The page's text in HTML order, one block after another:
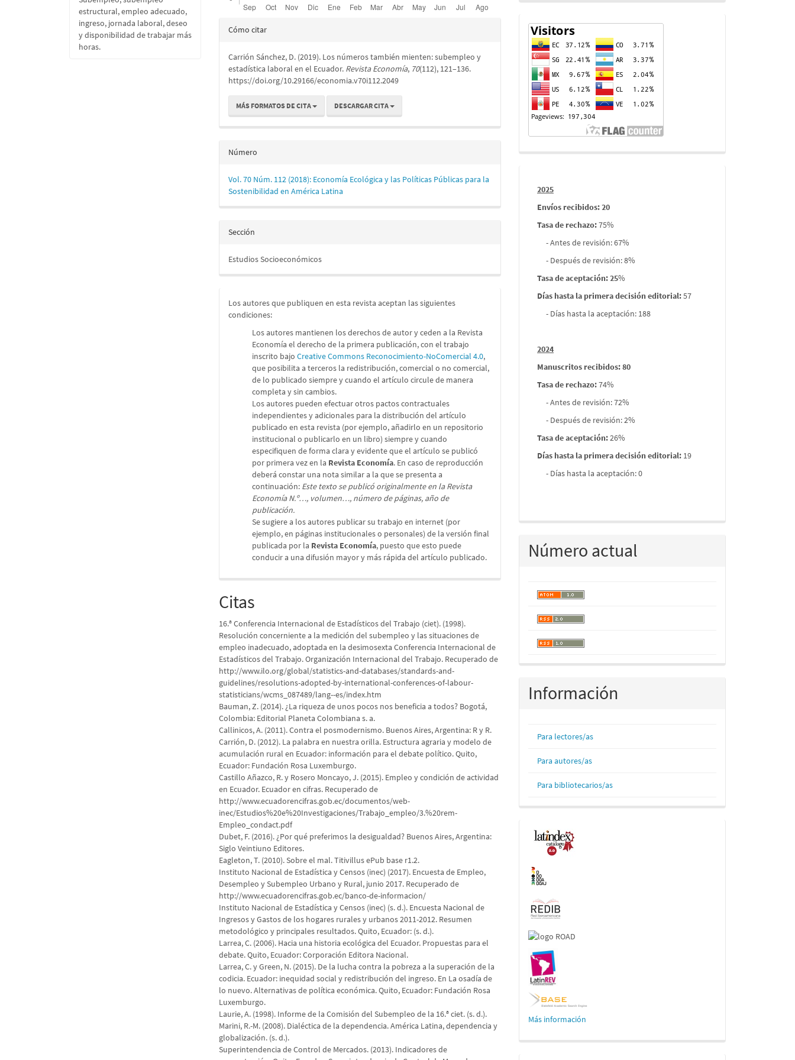
estructural, empleo adecuado,
ingreso, jornada laboral, deseo
y disponibilidad de trabajar más
horas.
Detalles
artículo
Cómo citar
Carrión Sánchez, D. (2019). Los números también mienten: subempleo y
estadística laboral en el Ecuador. Revista Economía, 70(112), 121–136.
https://doi.org/10.29166/economia.v70i112.2049
MÁS FORMATOS DE CITA DESCARGAR CITA
Número
Vol. 70 Núm. 112 (2018): Economía Ecológica y las Políticas Públicas para la
Sostenibilidad en América Latina
Sección
Estudios Socioeconómicos
Los autores que publiquen en esta revista aceptan las siguientes
condiciones:
Los autores mantienen los derechos de autor y ceden a la Revista
Economía el derecho de la primera publicación, con el trabajo
inscrito bajoCreative Commons Reconocimiento-NoComercial 4.0,
que posibilita a terceros la redistribución, comercial o no comercial,
de lo publicado siempre y cuando el artículo circule de manera
completa y sin cambios.
Los autores pueden efectuar otros pactos contractuales
independientes y adicionales para la distribución del artículo
publicado en esta revista (por ejemplo, añadirlo en un repositorio
institucional o publicarlo en un libro) siempre y cuando
especifiquen de forma clara y evidente que el artículo se publicó
por primera vez en la Revista Economía. En caso de reproducción
deberá constar una nota similar a la que se presenta a
continuación: Este texto se publicó originalmente en la Revista
Economía N.º…, volumen…, número de páginas, año de
publicación.
Se sugiere a los autores publicar su trabajo en internet (por
ejemplo, en páginas institucionales o personales) de la versión final
publicada por la Revista Economía, puesto que esto puede
conducir a una difusión mayor y más rápida del artículo publicado.
Citas
16.ª Conferencia Internacional de Estadísticos del Trabajo (ciet). (1998).
Resolución concerniente a la medición del subempleo y las situaciones de
empleo inadecuado, adoptada en la desimosexta Conferencia Internacional de
Estadísticos del Trabajo. Organización Internacional del Trabajo. Recuperado de
http://www.ilo.org/global/statistics-and-databases/standards-and-
guidelines/resolutions-adopted-by-international-conferences-of-labour-
statisticians/wcms_087489/lang--es/index.htm
Bauman, Z. (2014). ¿La riqueza de unos pocos nos beneficia a todos? Bogotá,
Colombia: Editorial Planeta Colombiana s. a.
Callinicos, A. (2011). Contra el posmodernismo. Buenos Aires, Argentina: R y R.
Carrión, D. (2012). La palabra en nuestra orilla. Estructura agraria y modelo de
acumulación rural en Ecuador: información para el debate político. Quito,
Ecuador: Fundación Rosa Luxemburgo.
Castillo Añazco, R. y Rosero Moncayo, J. (2015). Empleo y condición de actividad
en Ecuador. Ecuador en cifras. Recuperado de
http://www.ecuadorencifras.gob.ec/documentos/web-
inec/Estudios%20e%20Investigaciones/Trabajo_empleo/3.%20rem-
Empleo_condact.pdf
Dubet, F. (2016). ¿Por qué preferimos la desigualdad? Buenos Aires, Argentina:
Siglo Veintiuno Editores.
Eagleton, T. (2010). Sobre el mal. Titivillus ePub base r1.2.
Instituto Nacional de Estadística y Censos (inec) (2017). Encuesta de Empleo,
Desempleo y Subempleo Urbano y Rural, junio 2017. Recuperado de
http://www.ecuadorencifras.gob.ec/banco-de-informacion/
Instituto Nacional de Estadística y Censos (inec) (s. d.). Encuesta Nacional de
Ingresos y Gastos de los hogares rurales y urbanos 2011-2012. Resumen
metodológico y principales resultados. Quito, Ecuador: (s. d.).
Larrea, C. (2006). Hacia una historia ecológica del Ecuador. Propuestas para el
debate. Quito, Ecuador: Corporación Editora Nacional.
Larrea, C. y Green, N. (2015). De la lucha contra la pobreza a la superación de la
codicia. Ecuador: inequidad social y redistribución del ingreso. En La osadía de
lo nuevo. Alternativas de política económica. Quito, Ecuador: Fundación Rosa
Luxemburgo.
Laurie, A. (1998). Informe de la Comisión del Subempleo de la 16.ª ciet. (s. d.).
Marini, R.-M. (2008). Dialéctica de la dependencia. América Latina, dependencia y
globalización. (s. d.).
Superintendencia de Control de Mercados. (2013). Indicadores de
Contador
de
visitas
Informes
envios
2025
Envíos recibidos: 20
Tasa de rechazo:75%
- Antes de revisión: 67%
- Después de revisión: 8%
Tasa de aceptación: 25%
Días hasta la primera decisión editorial:57
- Días hasta la aceptación: 188
2024
Manuscritos recibidos: 80
Tasa de rechazo:74%
- Antes de revisión: 72%
- Después de revisión: 2%
Tasa de aceptación:26%
Días hasta la primera decisión editorial: 19
- Días hasta la aceptación: 0
Número actual
Información
Para lectores/as
Para autores/as
Para bibliotecarios/as
Indexaciones
Más información